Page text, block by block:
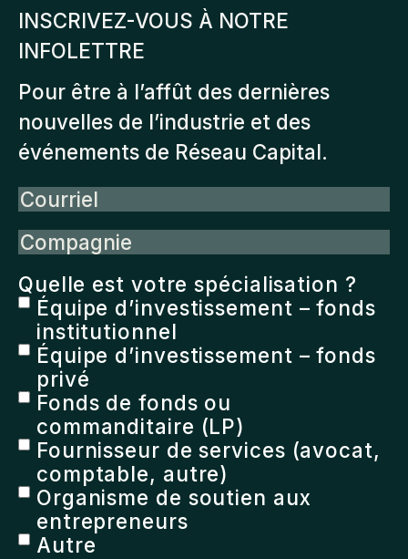
INSCRIVEZ-VOUS À NOTRE
INFOLETTRE
Pour être à l’affût des dernières
nouvelles de l’industrie et des
événements de Réseau Capital.
Courriel
Compagnie
Quelle est votre spécialisation ?
Équipe d’investissement – fonds
institutionnel
Équipe d’investissement – fonds
privé
Fonds de fonds ou
commanditaire (LP)
Fournisseur de services (avocat,
comptable, autre)
Organisme de soutien aux
entrepreneurs
Autre